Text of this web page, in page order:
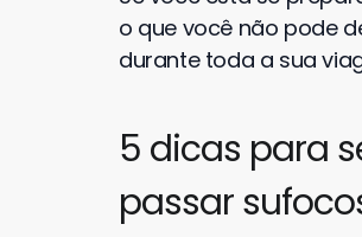
o que você não pode
durante toda a sua
5 dicas para
passar